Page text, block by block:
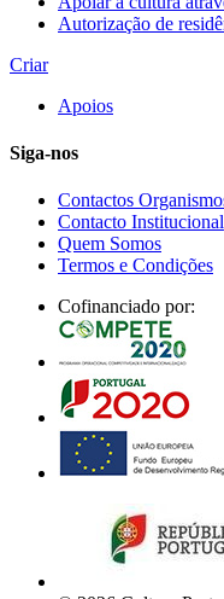
Autorização de
Criar
Apoios
Siga-nos
Contactos
Contacto Institucional
Quem Somos
Termos e Condições
Cofinanciado por: